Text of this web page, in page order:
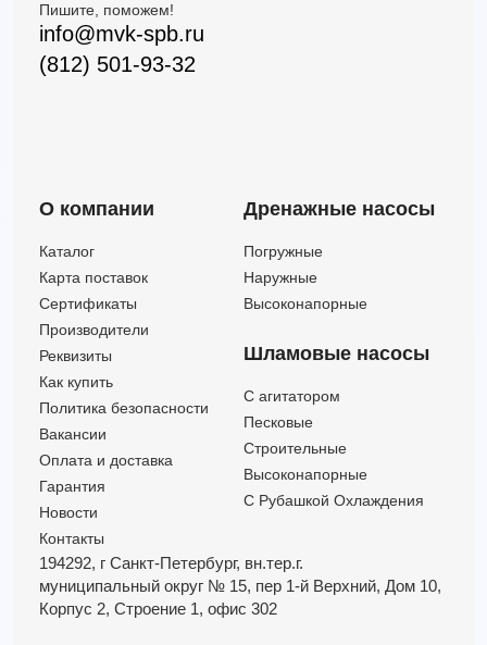
Пишите, поможем!
info@mvk-spb.ru
(812) 501-93-32
О компании
Каталог
Карта поставок
Сертификаты
Производители
Реквизиты
Как купить
Политика безопасности
Вакансии
Оплата и доставка
Гарантия
Новости
Контакты
Дренажные насосы
Погружные
Наружные
Высоконапорные
Шламовые насосы
C агитатором
Песковые
Строительные
Высоконапорные
С Рубашкой Охлаждения
194292, г Санкт-Петербург, вн.тер.г.
муниципальный округ № 15, пер 1-й Верхний, Дом 10,
Корпус 2, Строение 1, офис 302